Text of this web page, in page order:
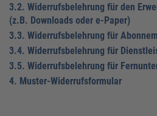
3.2. Widerrufsbelehrung für den
(z.B. Downloads oder e-Paper)
3.3. Widerrufsbelehrung für
3.4. Widerrufsbelehrung für
3.5. Widerrufsbelehrung für
4. Muster-Widerrufsformular